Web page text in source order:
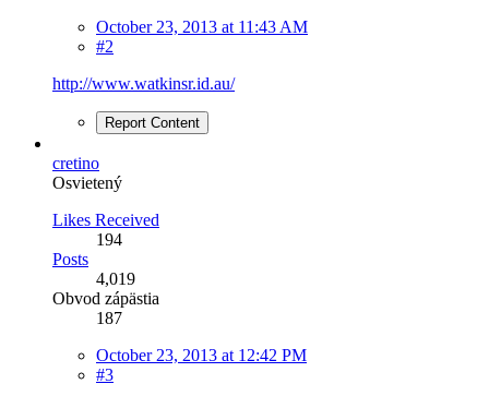
October 23, 2013 at 11:43 AM
#2
http://www.watkinsr.id.au/
Report Content
cretino
Osvietený
Likes Received
194
Posts
4,019
Obvod zápästia
187
October 23, 2013 at 12:42 PM
#3